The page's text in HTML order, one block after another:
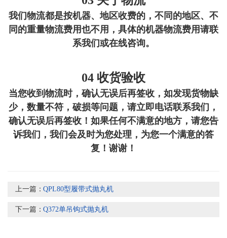
我们物流都是按机器、地区收费的，不同的地区、不
同的重量物流费用也不用，具体的机器物流费用请联
系我们或在线咨询。
04 收货验收
当您收到物流时，确认无误后再签收，如发现货物缺
少，数量不符，破损等问题，请立即电话联系我们，
确认无误后再签收！如果任何不满意的地方，请您告
诉我们，我们会及时为您处理，为您一个满意的答
复！谢谢！
上一篇：QPL80型履带式抛丸机
下一篇：Q372单吊钩式抛丸机